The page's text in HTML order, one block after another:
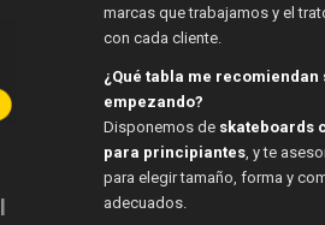
marcas que trabajamos y el
con cada cliente.
¿Qué tabla me recomiendan
empezando?
Disponemos de skateboards
para principiantes, y te
para elegir tamaño, forma y
adecuados.